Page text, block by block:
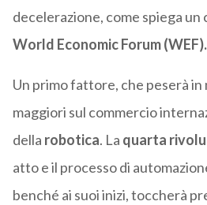
decelerazione, come spiega un
World Economic Forum (WEF).
Un primo fattore, che peserà in
maggiori sul commercio
della robotica. La quarta
atto e il processo di
benché ai suoi inizi, toccherà